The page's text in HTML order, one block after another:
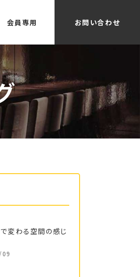
会員専用 お問い合わせ
変わる空間の感じ